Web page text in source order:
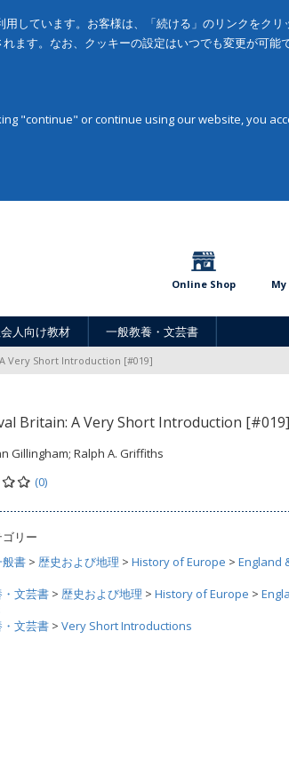
しています。お客様は、「続ける」のリンクをク
ます。なお、クッキーの設定はいつでも変更が可能で
"continue" or continue using our website, you
Online Shop
人向け教材 一般教養・文芸書
Very Short Introduction [#019]
Britain: A Very Short Introduction [#019]
Gillingham; Ralph A. Griffiths
(0)
リー
書 > 歴史および地理 > History of Europe > England
文芸書 > 歴史および地理 > History of Europe >
文芸書 > Very Short Introductions